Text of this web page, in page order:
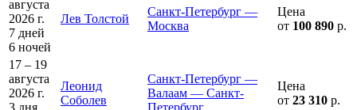
августа
2026 г.
7 дней
6 ночей
Лев Толстой
Санкт-Петербург —
Москва
Цена
от 100 890 р.
17 – 19
августа
2026 г.
3 дня
Леонид
Соболев
Санкт-Петербург —
Валаам — Санкт-
Петербург
Цена
от 23 310 р.